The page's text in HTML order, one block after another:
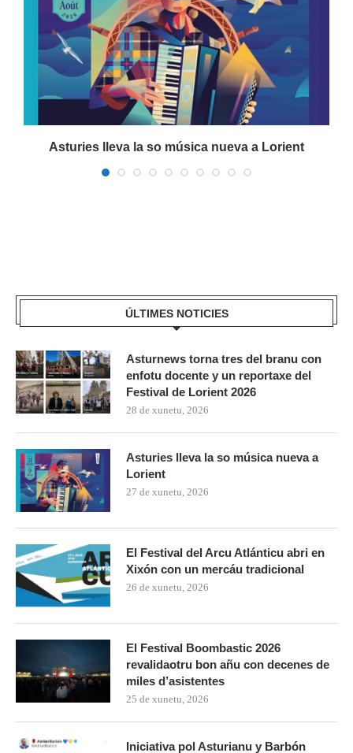
Asturies lleva la so música nueva a Lorient
ÚLTIMES NOTICIES
Asturnews torna tres del branu con
enfotu docente y un reportaxe del
Festival de Lorient 2026
28 de xunetu, 2026
Asturies lleva la so música nueva a
Lorient
27 de xunetu, 2026
El Festival del Arcu Atlánticu abri en
Xixón con un mercáu tradicional
26 de xunetu, 2026
El Festival Boombastic 2026
revalidaotru bon añu con decenes de
miles d’asistentes
25 de xunetu, 2026
Iniciativa pol Asturianu y Barbón